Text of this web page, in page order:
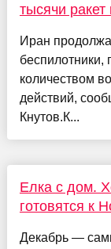
тысячи
Иран
беспилотники,
количеством
действий,
Кнутов.К...
Елка с дом.
готовятся к
Декабрь —